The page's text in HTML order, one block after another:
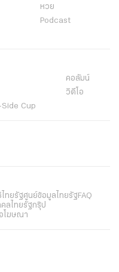
หวย
Podcast
คอลัมน์
วิดีโอ
Cup
ทยรัฐศูนย์ข้อมูลไทยรัฐFAQ
ลไทยรัฐกรุ๊ป
โฆษณา